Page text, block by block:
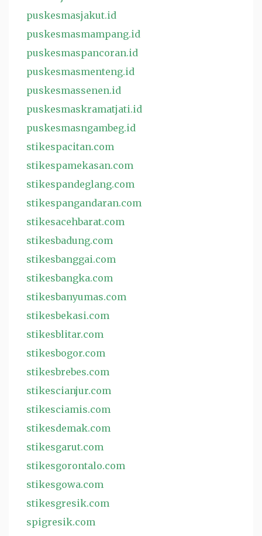
puskesmasjakut.id
puskesmasmampang.id
puskesmaspancoran.id
puskesmasmenteng.id
puskesmassenen.id
puskesmaskramatjati.id
puskesmasngambeg.id
stikespacitan.com
stikespamekasan.com
stikespandeglang.com
stikespangandaran.com
stikesacehbarat.com
stikesbadung.com
stikesbanggai.com
stikesbangka.com
stikesbanyumas.com
stikesbekasi.com
stikesblitar.com
stikesbogor.com
stikesbrebes.com
stikescianjur.com
stikesciamis.com
stikesdemak.com
stikesgarut.com
stikesgorontalo.com
stikesgowa.com
stikesgresik.com
spigresik.com